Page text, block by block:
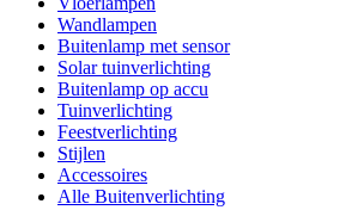
Wandlampen
Buitenlamp met sensor
Solar tuinverlichting
Buitenlamp op accu
Tuinverlichting
Feestverlichting
Stijlen
Accessoires
Alle Buitenverlichting